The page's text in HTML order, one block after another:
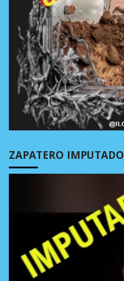
ZAPATERO IMPUTADO